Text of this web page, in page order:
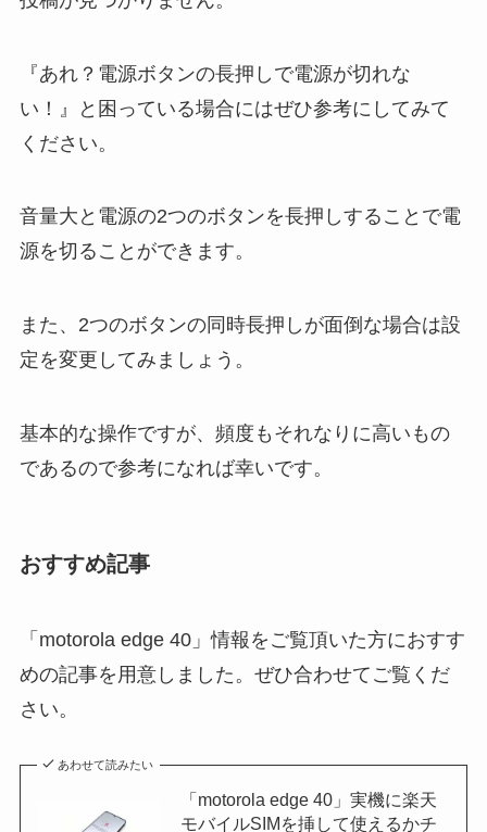
『あれ？電源ボタンの長押しで電源が切れな
い！』と困っている場合にはぜひ参考にしてみて
ください。
音量大と電源の2つのボタンを長押しすることで電
源を切ることができます。
また、2つのボタンの同時長押しが面倒な場合は設
定を変更してみましょう。
基本的な操作ですが、頻度もそれなりに高いもの
であるので参考になれば幸いです。
おすすめ記事
「motorola edge 40」情報をご覧頂いた方におすす
めの記事を用意しました。ぜひ合わせてご覧くだ
さい。
あわせて読みたい
「motorola edge 40」実機に楽天
モバイルSIMを挿して使えるかチ